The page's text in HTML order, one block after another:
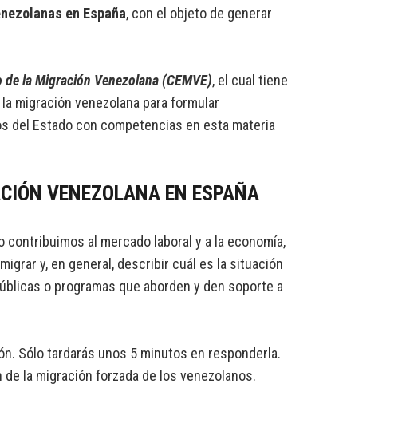
en España, con el objeto de generar
la Migración Venezolana (CEMVE), el cual tiene
migración venezolana para formular
del Estado con competencias en esta materia
VENEZOLANA EN ESPAÑA
al mercado laboral y a la economía,
y, en general, describir cuál es la situación
o programas que aborden y den soporte a
Sólo tardarás unos 5 minutos en responderla.
la migración forzada de los venezolanos.